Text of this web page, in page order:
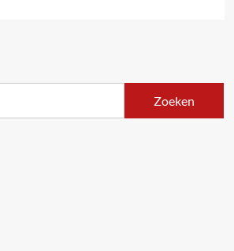
Zoeken